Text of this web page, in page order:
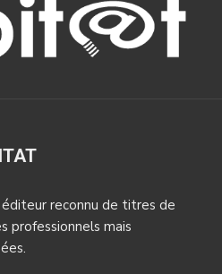
reconnu de titres de
professionnels mais